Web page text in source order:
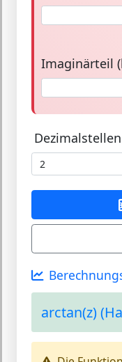
Imaginärteil
Dezimalstellen
arctan(z)